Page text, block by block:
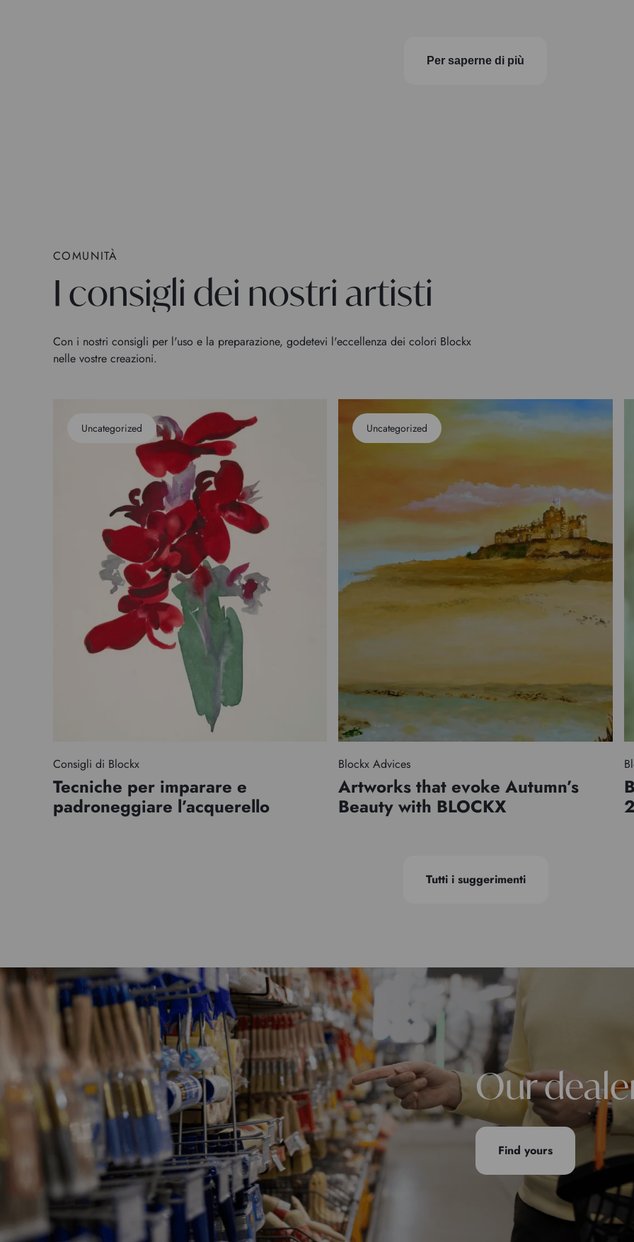
Per saperne di più
COMUNITÀ
I consigli dei nostri artisti
Con i nostri consigli per l'uso e la preparazione, godetevi l'eccellenza dei colori Blockx
nelle vostre creazioni.
Uncategorized
Consigli di Blockx
Tecniche per imparare e
padroneggiare l’acquerello
Uncategorized
Blockx Advices
Artworks that evoke Autumn’s
Beauty with BLOCKX
Tutti i suggerimenti
Our
Find yours